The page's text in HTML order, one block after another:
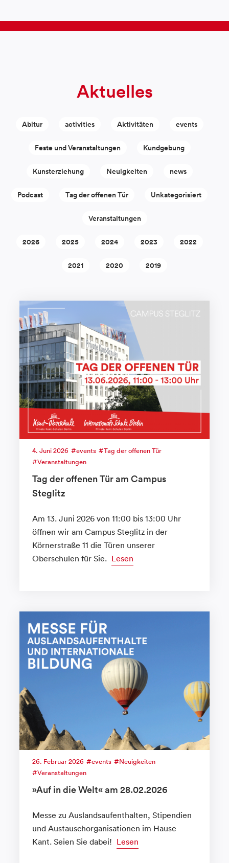
Aktuelles
Abitur activities Aktivitäten events
Feste und Veranstaltungen Kundgebung
Kunsterziehung Neuigkeiten news
Podcast Tag der offenen Tür Unkategorisiert
Veranstaltungen
2026 2025 2024 2023 2022
2021 2020 2019
4. Juni 2026 events
Tag der offenen Tür
Veranstaltungen
Tag der offenen Tür am Campus
Steglitz
Am 13. Juni 2026 von 11:00 bis 13:00 Uhr
öffnen wir am Campus Steglitz in der
Körnerstraße 11 die Türen unserer
Oberschulen für Sie. Lesen
26. Februar 2026 events
Neuigkeiten
Veranstaltungen
»Auf in die Welt« am 28.02.2026
Messe zu Auslandsaufenthalten, Stipendien
und Austauschorganisationen im Hause
Kant. Seien Sie dabei! Lesen